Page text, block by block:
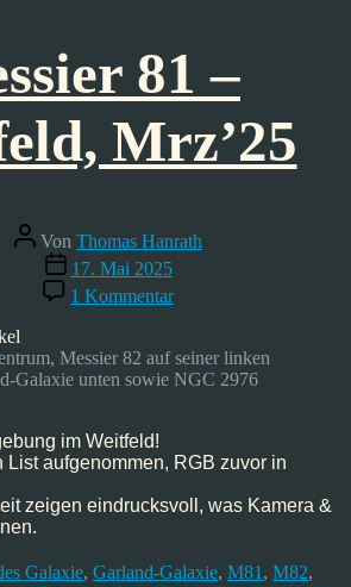
81 –
Mrz’25
Beitragsautor
Von Thomas Hanrath
Veröffentlichungsdatum
17. Mai 2025
1 Kommentarzu
Messier
–
Weitfeld,
Messier 82 auf seiner linken
Galaxie unten sowie NGC 2976
im Weitfeld!
List aufgenommen, RGB zuvor in
zeigen eindrucksvoll, was Kamera &
Galaxie, Garland-Galaxie, M81 , M82,